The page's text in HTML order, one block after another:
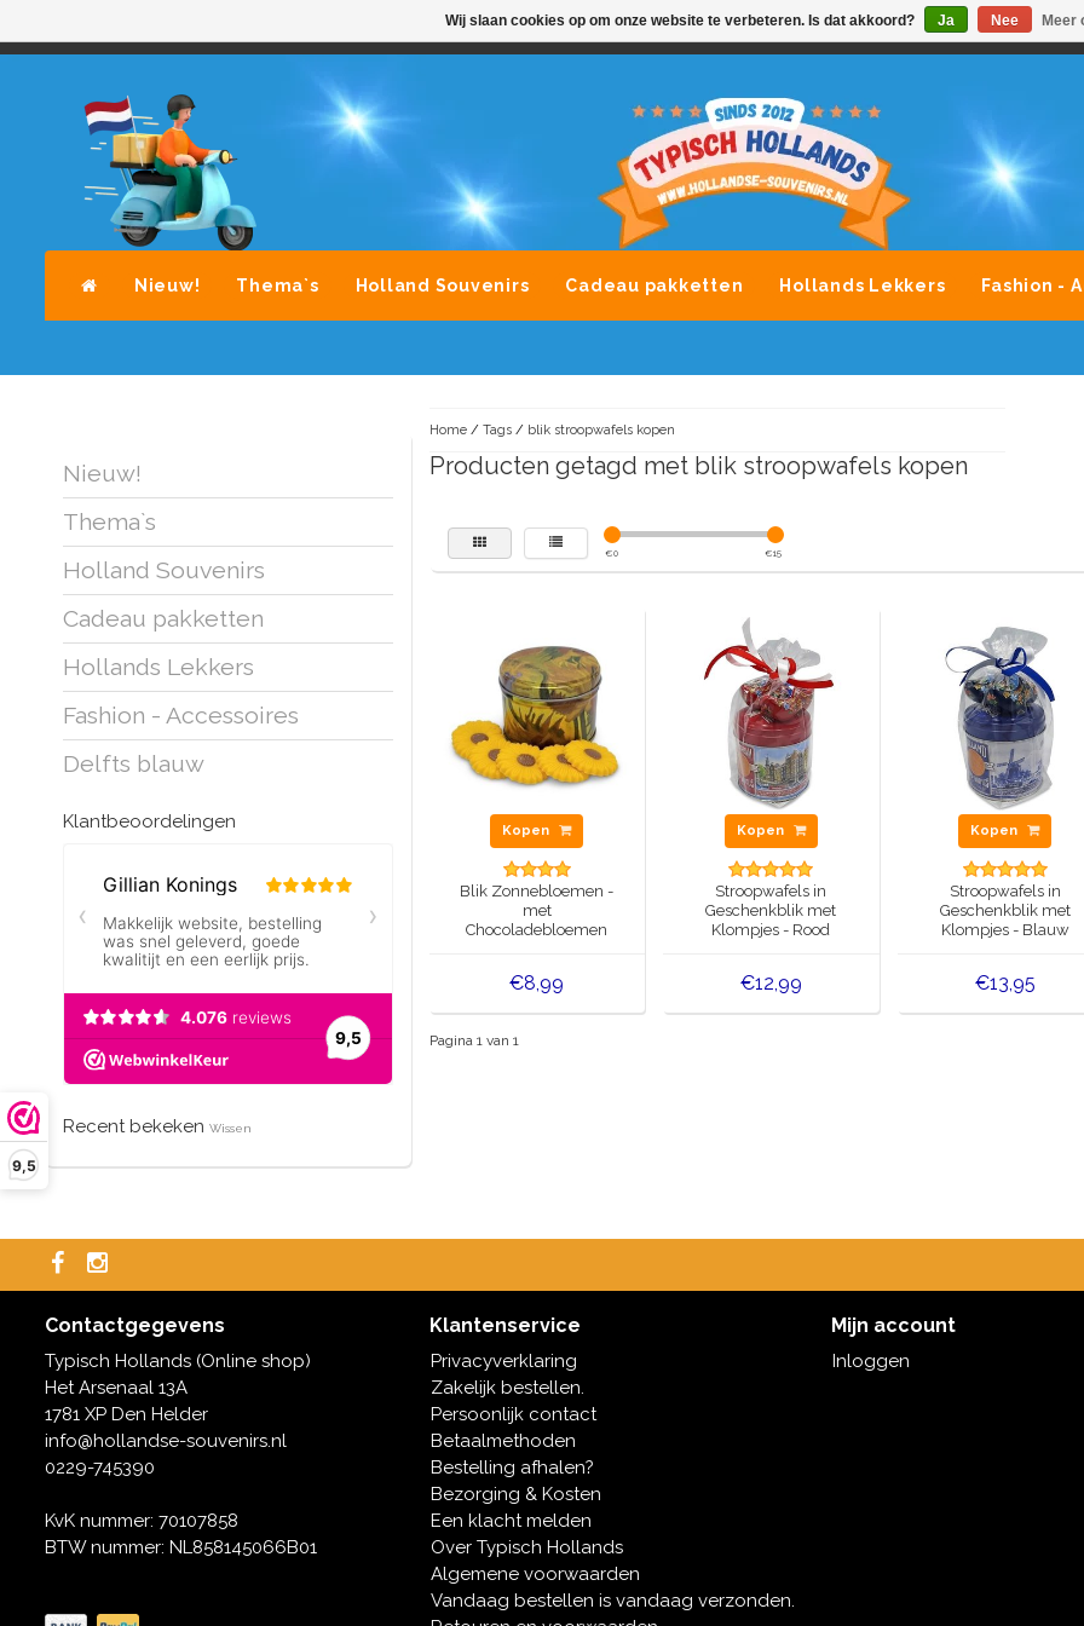
9,5
AVONDLEVERING MOGELIJK ALLE MERKEN SOUVENIRS
Nieuw! Thema`s Holland Souvenirs Cadeau pakketten Hollands Lekkers Fashion -
Nieuw!
Thema`s
Holland Souvenirs
Cadeau pakketten
Hollands Lekkers
Fashion - Accessoires
Delfts blauw
Klantbeoordelingen
Recent bekeken Wissen
Home/ Tags/ blik stroopwafels kopen
Producten getagd met blik stroopwafels kopen
€0 €15
Kopen
Blik Zonnebloemen -
met
Chocoladebloemen
€8,99
Kopen
Stroopwafels in
Geschenkblik met
Klompjes - Rood
€12,99
Kopen
Stroopwafels in
Geschenkblik met
Klompjes - Blauw
€13,95
Pagina 1 van 1
Contactgegevens
Typisch Hollands (Online shop)
Het Arsenaal 13A
1781 XP Den Helder
info@hollandse-souvenirs.nl
0229-745390
KvK nummer: 70107858
BTW nummer: NL858145066B01
Klantenservice
Privacyverklaring
Zakelijk bestellen.
Persoonlijk contact
Betaalmethoden
Bestelling afhalen?
Bezorging & Kosten
Een klacht melden
Over Typisch Hollands
Algemene voorwaarden
Vandaag bestellen is vandaag verzonden.
Mijn account
Inloggen
Wij slaan cookies op om onze website te verbeteren. Is dat akkoord? Ja Nee Meer